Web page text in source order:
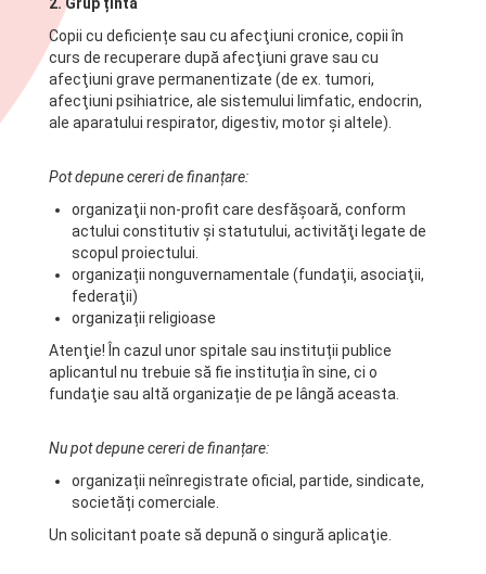
Copii cu deficiențe sau cu afecţiuni cronice, copii în
curs de recuperare după afecţiuni grave sau cu
afecţiuni grave permanentizate (de ex. tumori,
afecţiuni psihiatrice, ale sistemului limfatic, endocrin,
ale aparatului respirator, digestiv, motor şi altele).
Pot depune cereri de finanțare:
organizaţii non-profit care desfăşoară, conform
actului constitutiv și statutului, activităţi legate de
scopul proiectului.
organizații nonguvernamentale (fundaţii, asociaţii,
federaţii)
organizații religioase
Atenţie! În cazul unor spitale sau instituții publice
aplicantul nu trebuie să fie instituția în sine, ci o
fundaţie sau altă organizație de pe lângă aceasta.
Nu pot depune cereri de finanțare:
organizații neînregistrate oficial, partide, sindicate,
societăți comerciale.
Un solicitant poate să depună o singură aplicaţie.